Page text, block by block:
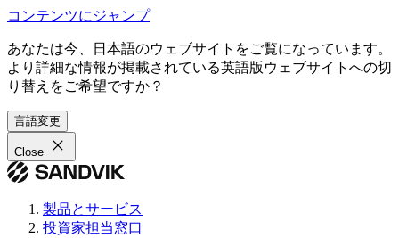
コンテンツにジャンプ
あなたは今、日本語のウェブサイトをご覧になっています。
より詳細な情報が掲載されている英語版ウェブサイトへの切
り替えをご希望ですか？
言語変更
Close
製品とサービス
投資家担当窓口